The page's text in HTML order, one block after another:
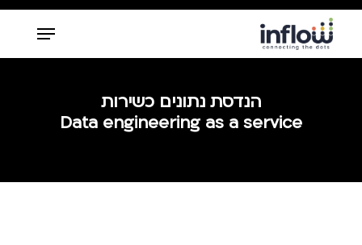
Skip
content
Menu
הנדסת נתונים כשירות
Data engineering as a service
Close